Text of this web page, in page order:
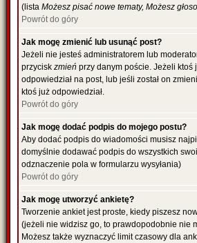
(lista Możesz pisać nowe tematy, Możesz
Powrót do góry
Jak mogę zmienić lub usunąć post?
Jeżeli nie jesteś administratorem lub
przycisk zmień przy danym poście. Jeżeli
odpowiedział na post, lub jeśli został on
ktoś już odpowiedział.
Powrót do góry
Jak mogę dodać podpis do mojego postu?
Aby dodać podpis do wiadomości musisz
domyślnie dodawać podpis do wszystkich
odznaczenie pola w formularzu wysyłania)
Powrót do góry
Jak mogę utworzyć ankietę?
Tworzenie ankiet jest proste, kiedy piszesz
(jeżeli nie widzisz go, to prawdopodobnie nie
Możesz także wyznaczyć limit czasowy dla